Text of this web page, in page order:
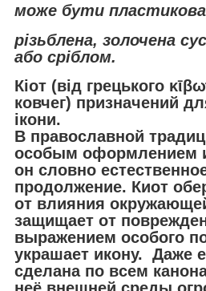
може бути
різьблена, золочена
або сріблом.
Кіот (від грецького
ковчег) призначений
ікони.
В православной
особым оформлением
он словно
продолжение. Киот
от влияния
защищает от
выражением особого
украшает икону. Даже
сделана по всем